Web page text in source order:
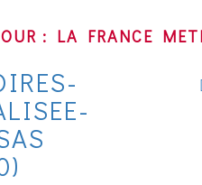
: LA FRANCE